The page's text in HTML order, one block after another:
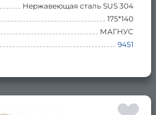
Нержавеющая сталь SUS 304
175*140
МАГНУС
9451